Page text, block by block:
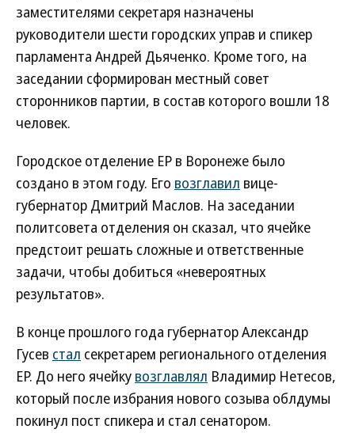
заместителями секретаря назначены
руководители шести городских управ и спикер
парламента Андрей Дьяченко. Кроме того, на
заседании сформирован местный совет
сторонников партии, в состав которого вошли 18
человек.
Городское отделение ЕР в Воронеже было
создано в этом году. Его возглавил вице-
губернатор Дмитрий Маслов. На заседании
политсовета отделения он сказал, что ячейке
предстоит решать сложные и ответственные
задачи, чтобы добиться «невероятных
результатов».
В конце прошлого года губернатор Александр
Гусев стал секретарем регионального отделения
ЕР. До него ячейку возглавлял Владимир Нетесов,
который после избрания нового созыва облдумы
покинул пост спикера и стал сенатором.